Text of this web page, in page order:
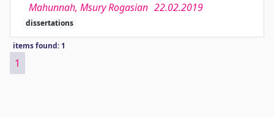
Mahunnah, Msury Rogasian 22.02.2019
dissertations
items found: 1
1